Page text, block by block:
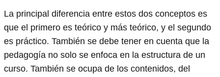
La principal diferencia entre estos dos conceptos es
que el primero es teórico y más teórico, y el segundo
es práctico. También se debe tener en cuenta que la
pedagogía no solo se enfoca en la estructura de un
curso. También se ocupa de los contenidos, del